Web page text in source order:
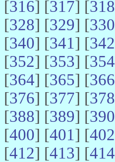
[316] [317] [318
[328] [329] [330
[340] [341] [342
[352] [353] [354
[364] [365] [366
[376] [377] [378
[388] [389] [390
[400] [401] [402
[412] [413] [414